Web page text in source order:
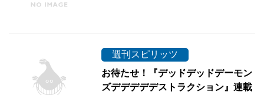
週刊スピリッツ
お待たせ！『デッドデッドデーモン
ズデデデデデストラクション』連載